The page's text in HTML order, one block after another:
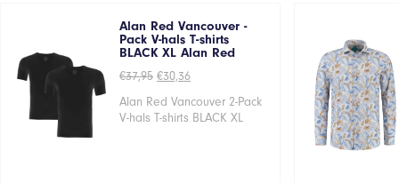
Alan Red Vancouver -
Pack V-hals T-shirts
BLACK XL Alan Red
€37,95 Oorspronkelijke
was:
€37,95.
€30,36Huidige
is:
€30,36.
Alan Red Vancouver 2-Pack
V-hals T-shirts BLACK XL